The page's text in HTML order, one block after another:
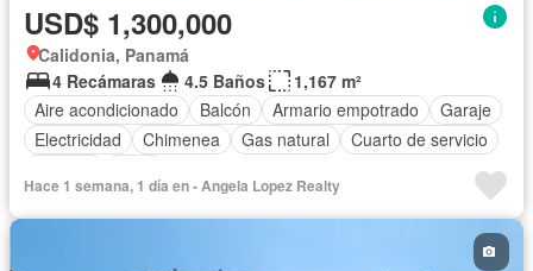
USD$ 1,300,000
Calidonia, Panamá
4 Recámaras
4.5 Baños
1,167 m²
Aire acondicionado
Balcón Armario empotrado
Garaje
Electricidad
Chimenea Gas natural
Cuarto de servicio
Hace 1 semana, 1 día en - Angela Lopez Realty